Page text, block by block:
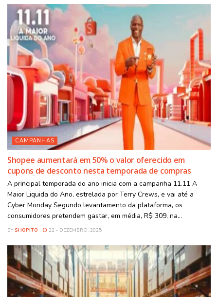
CAMPANHAS
Shopee aumentará em 50% o valor oferecido em
cupons de desconto nesta temporada de compras
A principal temporada do ano inicia com a campanha 11.11 A
Maior Liquida do Ano, estrelada por Terry Crews, e vai até a
Cyber Monday Segundo levantamento da plataforma, os
consumidores pretendem gastar, em média, R$ 309, na...
BY SHOPITO 22 - DEZEMBRO, 2025